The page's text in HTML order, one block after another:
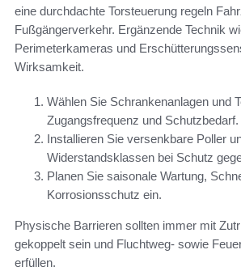
eine durchdachte Torsteuerung regeln
Fußgängerverkehr. Ergänzende Technik
Perimeterkameras und
Wirksamkeit.
Wählen Sie Schrankenanlagen und
Zugangsfrequenz und Schutzbedarf.
Installieren Sie versenkbare Poller
Widerstandsklassen bei Schutz
Planen Sie saisonale Wartung,
Korrosionsschutz ein.
Physische Barrieren sollten immer mit
gekoppelt sein und Fluchtweg- sowie
erfüllen.